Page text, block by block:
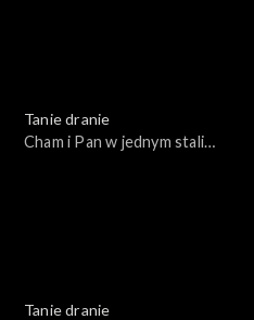
Tanie dranie
Cham i Pan w jednym stali
Tanie dranie